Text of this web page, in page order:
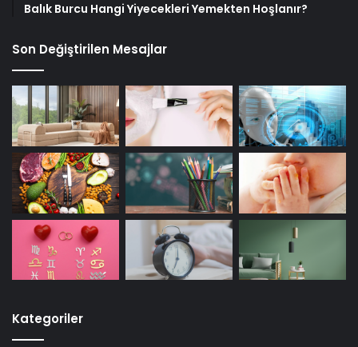
Balık Burcu Hangi Yiyecekleri Yemekten Hoşlanır?
Son Değiştirilen Mesajlar
Kategoriler